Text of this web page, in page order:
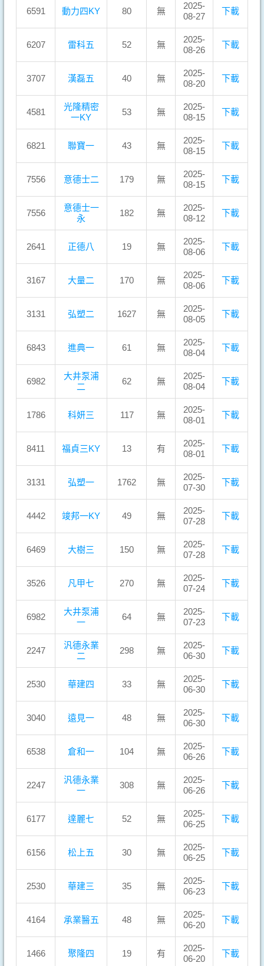
6591 動力四KY 80 無
2025-
08-27
下載
6207 雷科五 52 無
2025-
08-26
下載
3707 漢磊五 40 無
2025-
08-20
下載
4581
光隆精密
一KY
53 無
2025-
08-15
下載
6821 聯寶一 43 無
2025-
08-15
下載
7556 意德士二 179 無
2025-
08-15
下載
7556
意德士一
永
182 無
2025-
08-12
下載
2641 正德八 19 無
2025-
08-06
下載
3167 大量二 170 無
2025-
08-06
下載
3131 弘塑二 1627 無
2025-
08-05
下載
6843 進典一 61 無
2025-
08-04
下載
6982
大井泵浦
二
62 無
2025-
08-04
下載
1786 科妍三 117 無
2025-
08-01
下載
8411 福貞三KY 13 有
2025-
08-01
下載
3131 弘塑一 1762 無
2025-
07-30
下載
4442 竣邦一KY 49 無
2025-
07-28
下載
6469 大樹三 150 無
2025-
07-28
下載
3526 凡甲七 270 無
2025-
07-24
下載
6982
大井泵浦
一
64 無
2025-
07-23
下載
2247
汎德永業
二
298 無
2025-
06-30
下載
2530 華建四 33 無
2025-
06-30
下載
3040 遠見一 48 無
2025-
06-30
下載
6538 倉和一 104 無
2025-
06-26
下載
2247
汎德永業
一
308 無
2025-
06-26
下載
6177 達麗七 52 無
2025-
06-25
下載
6156 松上五 30 無
2025-
06-25
下載
2530 華建三 35 無
2025-
06-23
下載
4164 承業醫五 48 無
2025-
06-20
下載
1466 聚隆四 19 有
2025-
06-20
下載